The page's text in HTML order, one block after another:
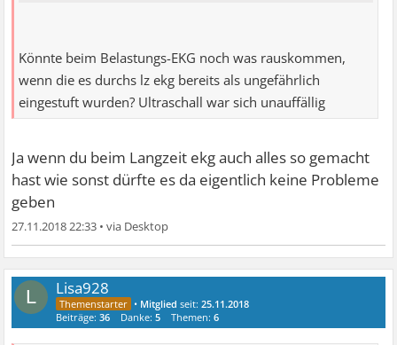
Könnte beim Belastungs-EKG noch was rauskommen,
wenn die es durchs lz ekg bereits als ungefährlich
eingestuft wurden? Ultraschall war sich unauffällig
Ja wenn du beim Langzeit ekg auch alles so gemacht
hast wie sonst dürfte es da eigentlich keine Probleme
geben
27.11.2018 22:33 •
L Lisa928
• Mitglied seit:25.11.2018
Beiträge:36 Danke:5 Themen:6